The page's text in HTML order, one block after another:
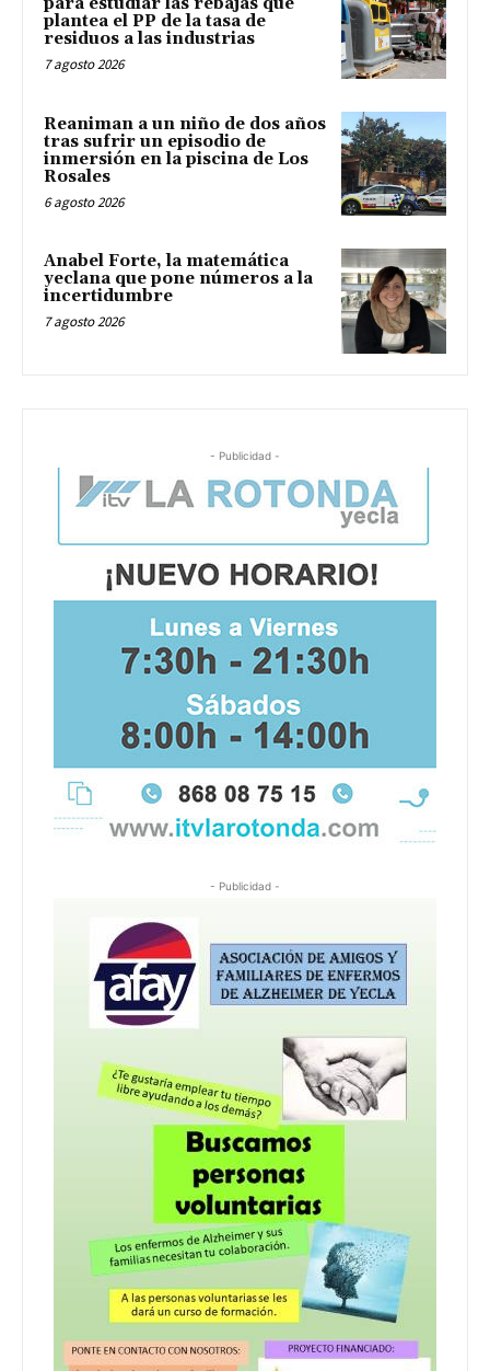
plantea el PP de la tasa de
residuos a las industrias
7 agosto 2026
Reaniman a un niño de dos años
tras sufrir un episodio de
inmersión en la piscina de Los
Rosales
6 agosto 2026
Anabel Forte, la matemática
yeclana que pone números a la
incertidumbre
7 agosto 2026
- Publicidad -
- Publicidad -